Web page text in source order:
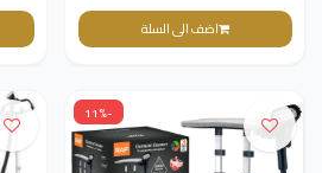
اضف الى السلة
-11%